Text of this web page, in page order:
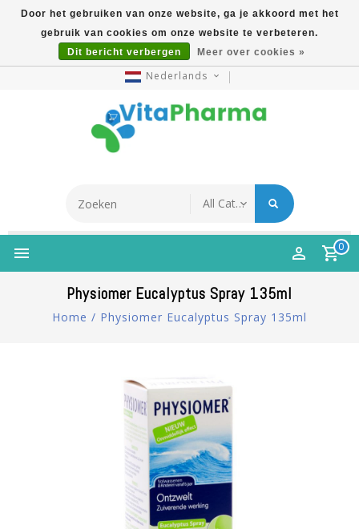
5% Korting Na Aanmelding Op Nieuwsbrief | Gratis
Verzending Vanaf €49 | Online Sinds 2007
Nederlands
0
Physiomer Eucalyptus Spray 135ml
Home / Physiomer Eucalyptus Spray 135ml
Door het gebruiken van onze website, ga je akkoord met het
gebruik van cookies om onze website te verbeteren.
Dit bericht verbergen
Meer over cookies »